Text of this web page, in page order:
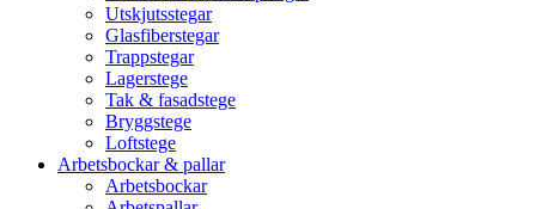
Utskjutsstegar
Glasfiberstegar
Trappstegar
Lagerstege
Tak & fasadstege
Bryggstege
Loftstege
Arbetsbockar & pallar
Arbetsbockar